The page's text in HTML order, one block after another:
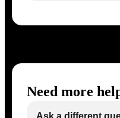
Need more
Ask a different